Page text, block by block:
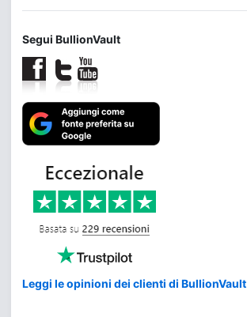
Segui BullionVault
Leggi le opinioni dei clienti di BullionVault